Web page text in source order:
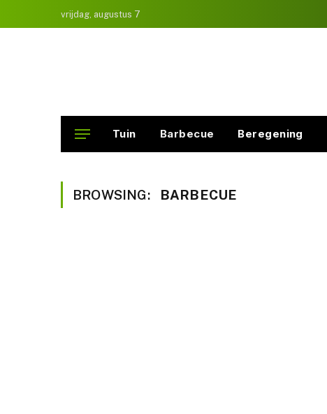
vrijdag, augustus 7
Tuin Barbecue Beregening
BROWSING: BARBECUE